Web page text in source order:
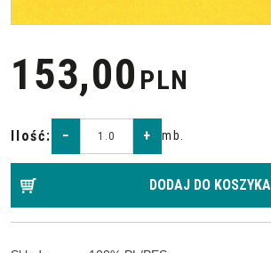
153,00 PLN
Ilość: − + mb.
DODAJ DO KOSZYKA